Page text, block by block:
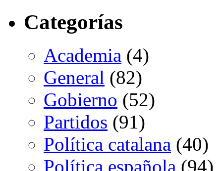
Categorías
Academia (4)
General (82)
Gobierno (52)
Partidos (91)
Política catalana (40)
Política española (94)